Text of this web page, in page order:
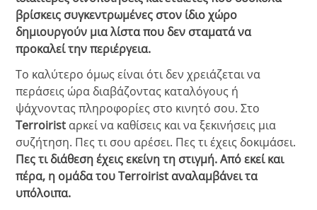
βρίσκεις συγκεντρωμένες στον ίδιο χώρο
δημιουργούν μια λίστα που δεν σταματά να
προκαλεί την περιέργεια.
Το καλύτερο όμως είναι ότι δεν χρειάζεται να
περάσεις ώρα διαβάζοντας καταλόγους ή
ψάχνοντας πληροφορίες στο κινητό σου. Στο
Terroirist αρκεί να καθίσεις και να ξεκινήσεις μια
συζήτηση. Πες τι σου αρέσει. Πες τι έχεις δοκιμάσει.
Πες τι διάθεση έχεις εκείνη τη στιγμή. Από εκεί και
πέρα, η ομάδα του Terroirist αναλαμβάνει τα
υπόλοιπα.